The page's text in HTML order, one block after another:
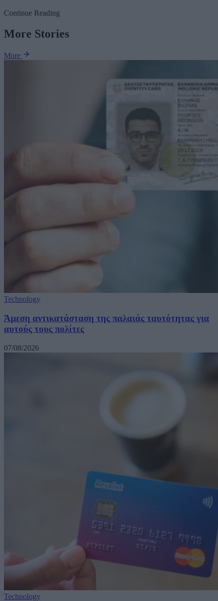
Continue Reading
More Stories
More
Technology
Άμεση αντικατάσταση της παλαιάς ταυτότητας για
αυτούς τους πολίτες
07/08/2026
Technology